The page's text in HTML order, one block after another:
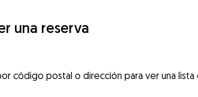
una reserva
código postal o dirección para ver una